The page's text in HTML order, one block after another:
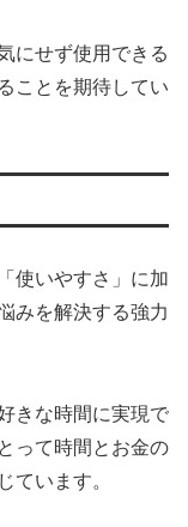
にせず使用できる
ことを期待してい
使いやすさ」に加
みを解決する強力
きな時間に実現で
って時間とお金の
ています。